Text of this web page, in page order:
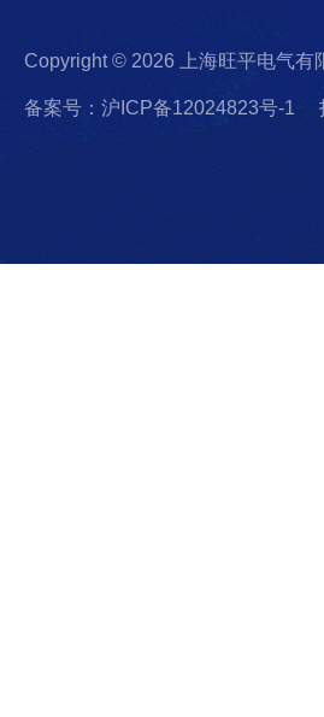
Copyright © 2026 上海旺平电气有
备案号：沪ICP备12024823号-1